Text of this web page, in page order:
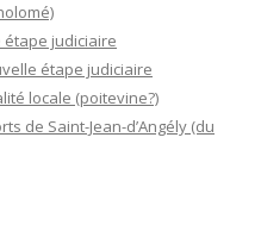
judiciaire
étape judiciaire
locale (poitevine?)
de Saint-Jean-d’Angély (du